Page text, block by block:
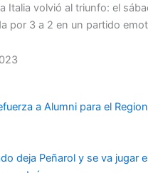
Italia volvió al triunfo: el
por 3 a 2 en un partido
a Alumni para el
deja Peñarol y se va jugar